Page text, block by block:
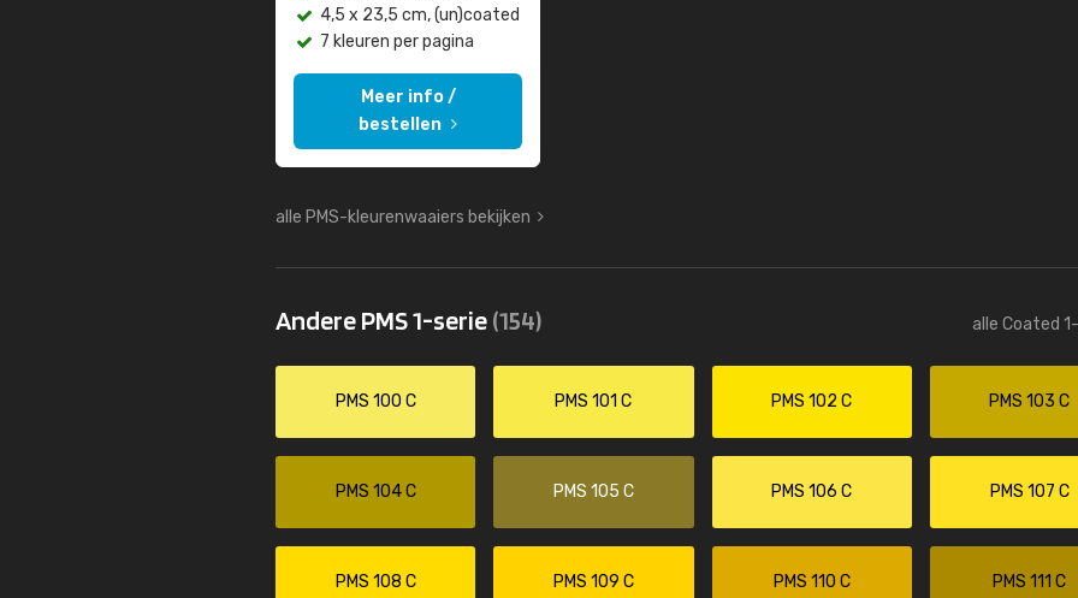
4,5 x 23,5 cm, (un)coated
7 kleuren per pagina
Meer info /
bestellen
alle PMS-kleurenwaaiers bekijken
Andere PMS 1-serie(154) alle Coated
PMS 100 C PMS 101 C PMS 102 C PMS 103 C
PMS 104 C PMS 105 C PMS 106 C PMS 107 C
PMS 108 C PMS 109 C PMS 110 C PMS 111 C